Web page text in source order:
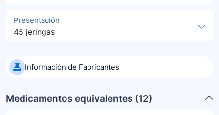
Presentación
45 jeringas
Información de Fabricantes
Medicamentos equivalentes (12)